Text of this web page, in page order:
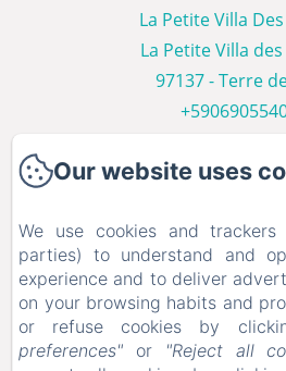
La Petite Villa
La Petite Villa
97137 - Terre
Home
Les Villas
Photo
Les
Contact us
services
Our website uses
We use cookies and
parties) to understand and
experience and to deliver
on your browsing habits and
or refuse cookies by
preferences" or "Reject all